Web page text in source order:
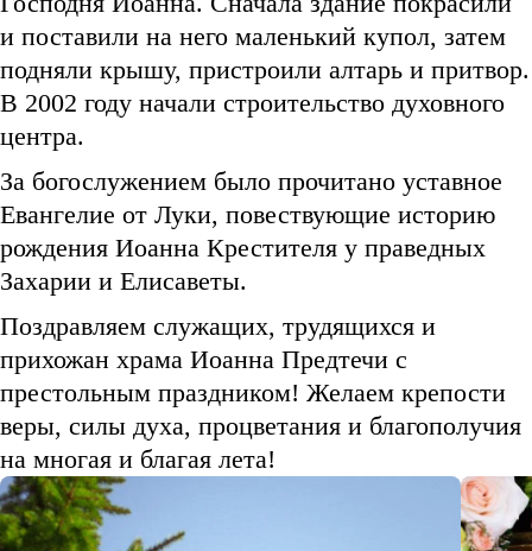
и поставили на него маленький купол, затем
подняли крышу, пристроили алтарь и притвор.
В 2002 году начали строительство духовного
центра.
За богослужением было прочитано уставное
Евангелие от Луки, повествующие историю
рождения Иоанна Крестителя у праведных
Захарии и Елисаветы.
Поздравляем служащих, трудящихся и
прихожан храма Иоанна Предтечи с
престольным праздником! Желаем крепости
веры, силы духа, процветания и благополучия
на многая и благая лета!